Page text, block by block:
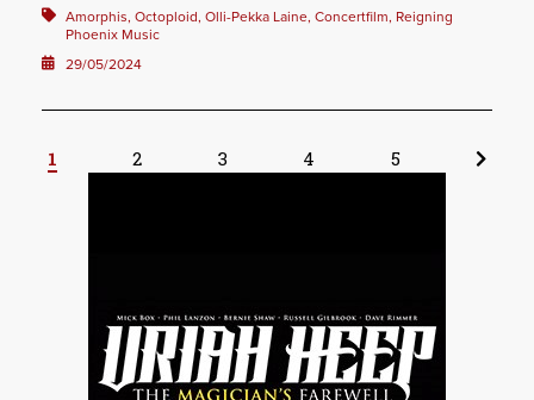
Amorphis, Octoploid, Olli-Pekka Laine, Concertfilm, Reigning
Phoenix Music
29/05/2024
1 2 3 4 5